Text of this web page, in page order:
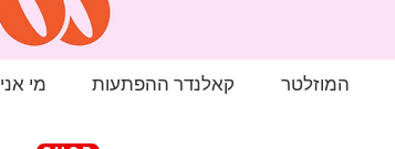
המוזלטר קאלנדר ההפתעות מי אני